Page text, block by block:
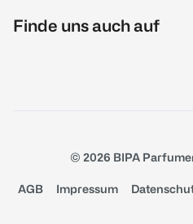
Finde uns auch auf
© 2026 BIPA
AGB Impressum